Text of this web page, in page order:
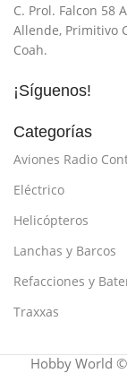
C. Prol. Falcon 58
Allende, Primitivo
Coah.
¡Síguenos!
Categorías
Aviones Radio
Eléctrico
Helicópteros
Lanchas y Barcos
Refacciones y
Traxxas
Hobby World